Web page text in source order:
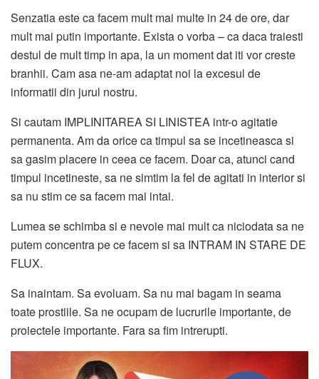
Senzatia este ca facem mult mai multe in 24 de ore, dar
mult mai putin importante. Exista o vorba – ca daca traiesti
destul de mult timp in apa, la un moment dat iti vor creste
branhii. Cam asa ne-am adaptat noi la excesul de
informatii din jurul nostru.
Si cautam IMPLINITAREA SI LINISTEA intr-o agitatie
permanenta. Am da orice ca timpul sa se incetineasca si
sa gasim placere in ceea ce facem. Doar ca, atunci cand
timpul incetineste, sa ne simtim la fel de agitati in interior si
sa nu stim ce sa facem mai intai.
Lumea se schimba si e nevoie mai mult ca niciodata sa ne
putem concentra pe ce facem si sa INTRAM IN STARE DE
FLUX.
Sa inaintam. Sa evoluam. Sa nu mai bagam in seama
toate prostiile. Sa ne ocupam de lucrurile importante, de
proiectele importante. Fara sa fim intrerupti.